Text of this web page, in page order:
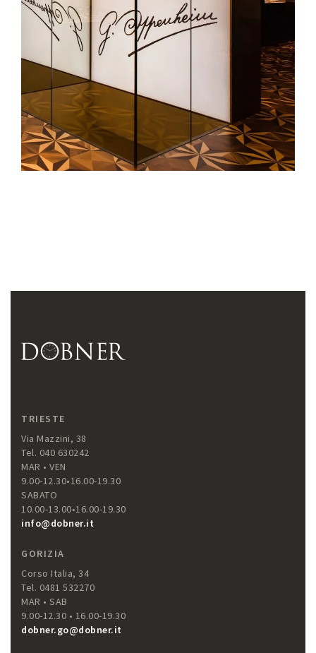
TRIESTE
Via Mazzini, 38
Tel. 040 630242
MAR • VEN
9.00-12.30•16.00-19.30
SABATO
10.00-13.00•16.00-19.30
info@dobner.it
GORIZIA
Corso Italia, 34
Tel. 0481 532270
MAR • SAB
9.00-12.30 • 16.00-19.30
dobner.go@dobner.it